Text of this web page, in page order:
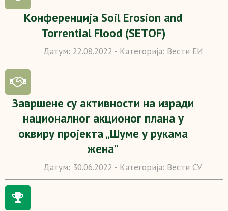
Конференција Soil Erosion and
Torrential Flood (SETOF)
Датум: 22.08.2022 - Категорија: Вести ЕИ
Завршене су активности на изради
националног акционог плана у
оквиру пројекта „Шуме у рукама
жена”
Датум: 30.06.2022 - Категорија: Вести СУ